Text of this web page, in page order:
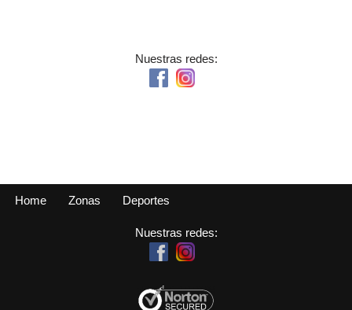
Nuestras redes:
Home Zonas Deportes
Nuestras redes: